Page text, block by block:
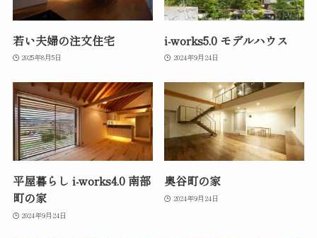
若い夫婦の注文住宅
2025年8月5日
i-works5.0 モデルハウス
2024年9月24日
平屋暮らし i-works4.0 南部
町の家
2024年9月24日
奥谷町の家
2024年9月24日